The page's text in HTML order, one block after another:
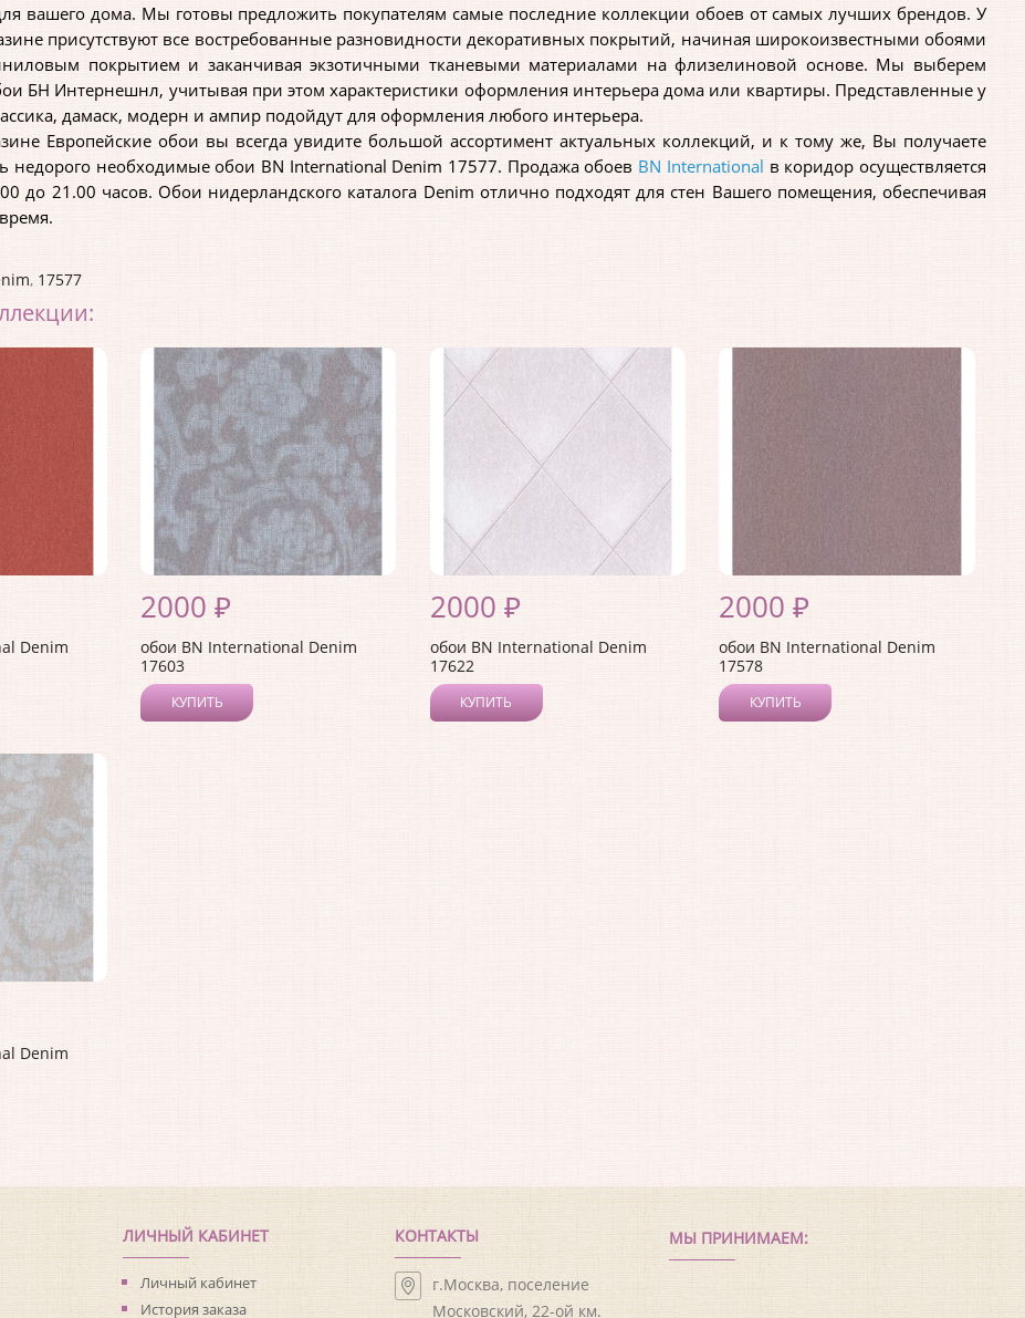
вашего дома. Мы готовы предложить покупателям самые последние коллекции обоев от самых лучших брендов. У
присутствуют все востребованные разновидности декоративных покрытий, начиная широкоизвестными обоями
покрытием и заканчивая экзотичными тканевыми материалами на флизелиновой основе. Мы выберем
БН Интернешнл, учитывая при этом характеристики оформления интерьера дома или квартиры. Представленные у
дамаск, модерн и ампир подойдут для оформления любого интерьера.
Европейские обои вы всегда увидите большой ассортимент актуальных коллекций, и к тому же, Вы получаете
недорого необходимые обои BN International Denim 17577. Продажа обоев BN International в коридор осуществляется
до 21.00 часов. Обои нидерландского каталога Denim отлично подходят для стен Вашего помещения, обеспечивая
, 17577
Denim
2000 ₽
обои BN International Denim
17603
КУПИТЬ
2000 ₽
обои BN International Denim
17622
КУПИТЬ
2000 ₽
обои BN International Denim
17578
КУПИТЬ
Denim
ЛИЧНЫЙ КАБИНЕТ
Личный кабинет
История заказа
КОНТАКТЫ
г.Москва, поселение
Московский, 22-ой км.
МЫ ПРИНИМАЕМ: